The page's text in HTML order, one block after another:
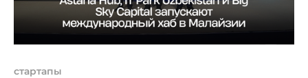
стартапы